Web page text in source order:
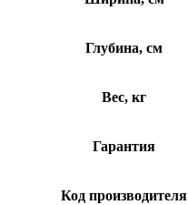
Глубина, см
Вес, кг
Гарантия
Код производителя